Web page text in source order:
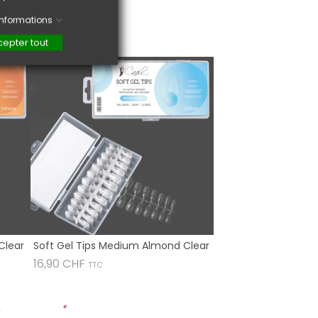
Soft Gel Tips Medium Almond Clear
16,90 CHF Prix
TTC
tout